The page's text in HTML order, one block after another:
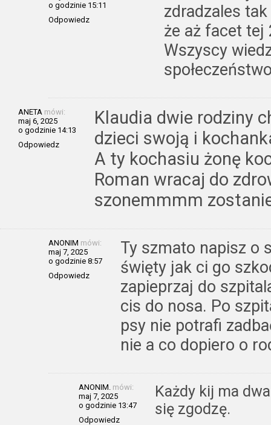
o godzinie 15:11
Odpowiedz
zdradzales
że aż facet tej
Wszyscy
ANETA mówi:
maj 6, 2025
o godzinie 14:13
Odpowiedz
Klaudia dwie rodziny
dzieci swoją i
A ty kochasiu żonę
Roman wracaj do
szonemmmm
ANONIM mówi:
maj 7, 2025
o godzinie 8:57
Odpowiedz
Ty szmato napisz o
święty jak ci go
zapieprzaj do
cis do nosa. Po
psy nie potrafi
nie a co dopiero o
ANONIM. mówi:
maj 7, 2025
o godzinie 13:47
Odpowiedz
Każdy kij ma
się zgodzę.